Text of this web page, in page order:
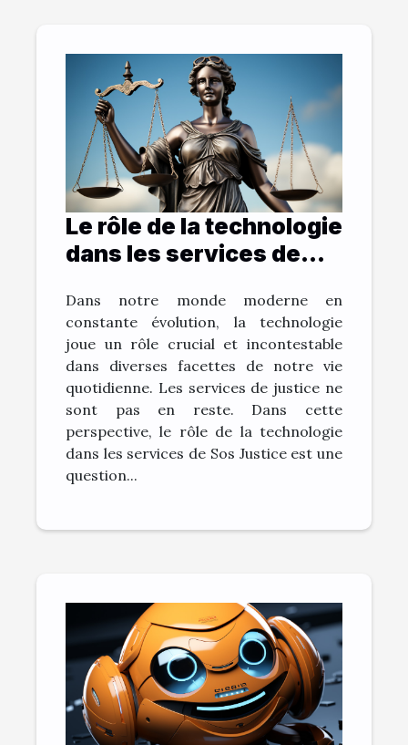
Le rôle de la technologie
dans les services de
Dans notre monde moderne en
constante évolution, la technologie
joue un rôle crucial et incontestable
dans diverses facettes de notre vie
quotidienne. Les services de justice ne
sont pas en reste. Dans cette
perspective, le rôle de la technologie
dans les services de Sos Justice est une
question...